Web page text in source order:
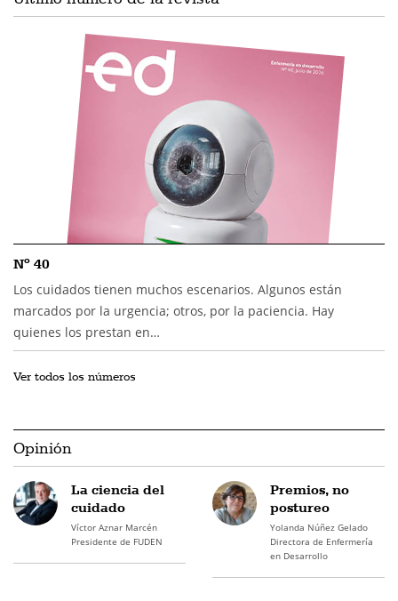
Nº 40
Los cuidados tienen muchos escenarios. Algunos están
marcados por la urgencia; otros, por la paciencia. Hay
quienes los prestan en…
Ver todos los números
Opinión
La ciencia del
cuidado
Víctor Aznar Marcén
Presidente de FUDEN
Premios, no
postureo
Yolanda Núñez Gelado
Directora de Enfermería
en Desarrollo